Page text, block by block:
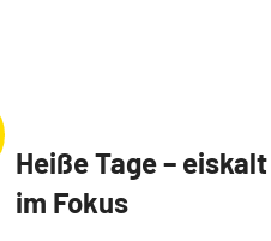
Heiße Tage –
im Fokus